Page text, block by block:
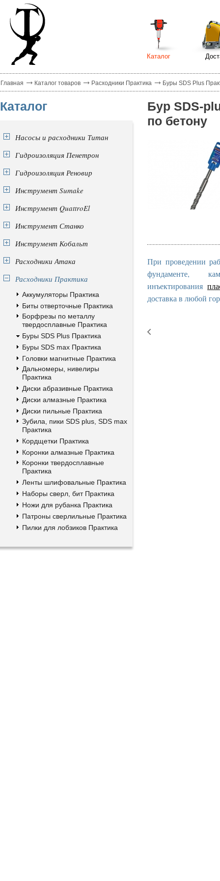
Каталог
Главная Каталог товаров Расходники Практика Буры SDS Plus
Каталог
Насосы и расходники Титан
Гидроизоляция Пенетрон
Гидроизоляция Реновир
Инструмент Sumake
Инструмент QuattroEl
Инструмент Станко
Инструмент Кобальт
Расходники Атака
Расходники Практика
Аккумуляторы Практика
Биты отверточные Практика
Борфрезы по металлу
твердосплавные Практика
Буры SDS Plus Практика
Буры SDS max Практика
Головки магнитные Практика
Дальномеры, нивелиры
Практика
Диски абразивные Практика
Диски алмазные Практика
Диски пильные Практика
Зубила, пики SDS plus, SDS max
Практика
Кордщетки Практика
Коронки алмазные Практика
Коронки твердосплавные
Практика
Ленты шлифовальные Практика
Наборы сверл, бит Практика
Ножи для рубанка Практика
Патроны сверлильные Практика
Пилки для лобзиков Практика
Бур SDS-
по бетону
При проведении
фундаменте,
инъектирования
доставка в любой